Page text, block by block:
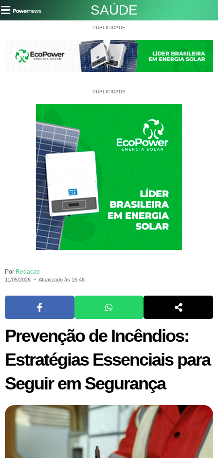
SAÚDE
PUBLICIDADE
PUBLICIDADE
Por Redacao
11/05/2026 Atualizado às 15:48
Prevenção de Incêndios:
Estratégias Essenciais para
Seguir em Segurança